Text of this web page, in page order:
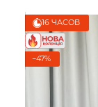
16 ЧАСОВ
−47%